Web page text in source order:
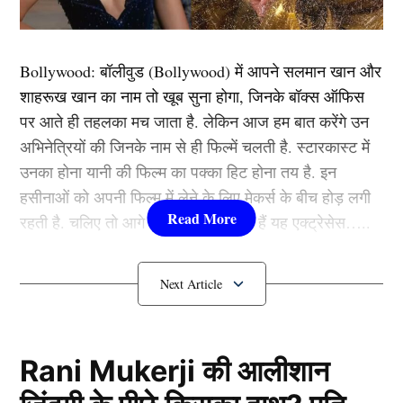
Anisha Padukone
34 साल की हो चुकी अनीशा पादुकोण (Anisha Padukone) अब
देओल परिवार से जुड़ने वाली हैं. दरअसल, उनके होने वाले पति
रिपोर्ट्स के मुताबिक बिमल रॉय के परपोते रोहन आचार्य की बहन
दृशा आचार्य की शादीसनी देओल के बेटे करण देओल से हुई है.
Bollywood:बॉलीवुड (Bollywood)में आपने सलमान खान और
शाहरूख खान का नाम तो खूब सुना होगा, जिनके बॉक्स ऑफिस
पर आते ही तहलका मच जाता है. लेकिन आज हम बात करेंगे उन
अभिनेत्रियों की जिनके नाम से ही फिल्में चलती है. स्टारकास्ट में
उनका होना यानी की फिल्म का पक्का हिट होना तय है. इन
हसीनाओं को अपनी फिल्म में लेने के लिए मेकर्स के बीच होड़ लगी
रहती है. चलिए तो आगे जानते हैं कौन-कौन हैं यह एक्ट्रेसेस…..
कौन हैंBollywood की यह हसीनाएं?
Padukone)
Rani Mukerji की आलीशान